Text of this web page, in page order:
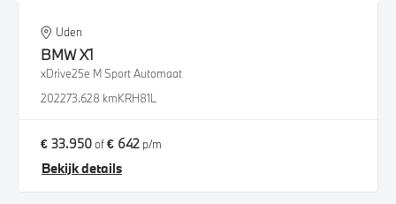
Uden
BMWX1
xDrive25e M Sport Automaat
202273.628 kmKRH81L
€ 33.950of€ 642 p/m
Bekijk details